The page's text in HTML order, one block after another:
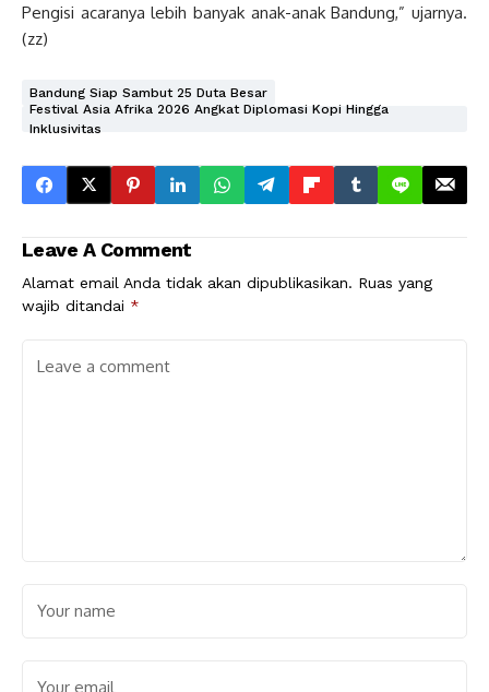
Pengisi acaranya lebih banyak anak-anak Bandung,” ujarnya.
(zz)
Bandung Siap Sambut 25 Duta Besar
Festival Asia Afrika 2026 Angkat Diplomasi Kopi Hingga
Inklusivitas
Leave A Comment
Alamat email Anda tidak akan dipublikasikan. Ruas yang
wajib ditandai *